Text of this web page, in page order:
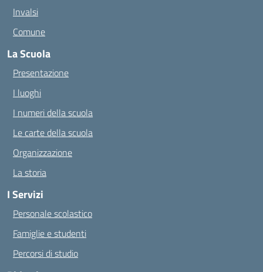
Invalsi
Comune
La Scuola
Presentazione
I luoghi
I numeri della scuola
Le carte della scuola
Organizzazione
La storia
I Servizi
Personale scolastico
Famiglie e studenti
Percorsi di studio